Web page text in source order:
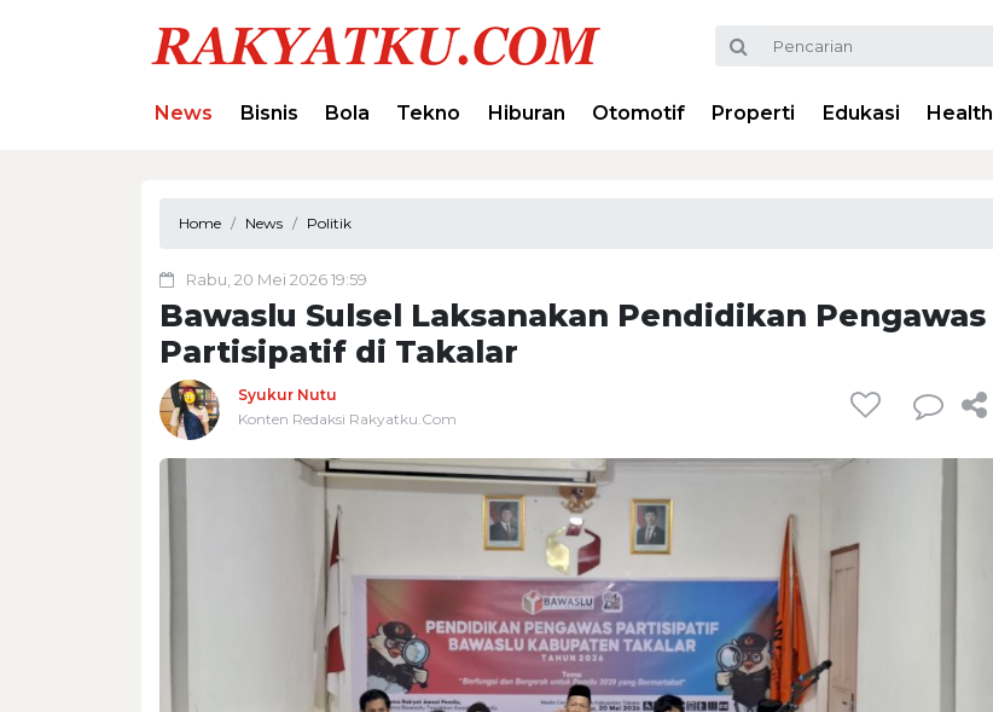
News Bisnis Bola Tekno Hiburan Otomotif Properti Edukasi Health
Home News Politik
Rabu, 20 Mei 2026 19:59
Bawaslu Sulsel Laksanakan Pendidikan Pengawas
Partisipatif di Takalar
Syukur Nutu
Konten Redaksi Rakyatku.Com